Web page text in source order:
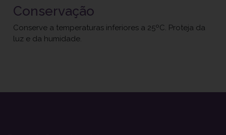
Conservação
Conserve a temperaturas inferiores a 25ºC. Proteja da
luz e da humidade.